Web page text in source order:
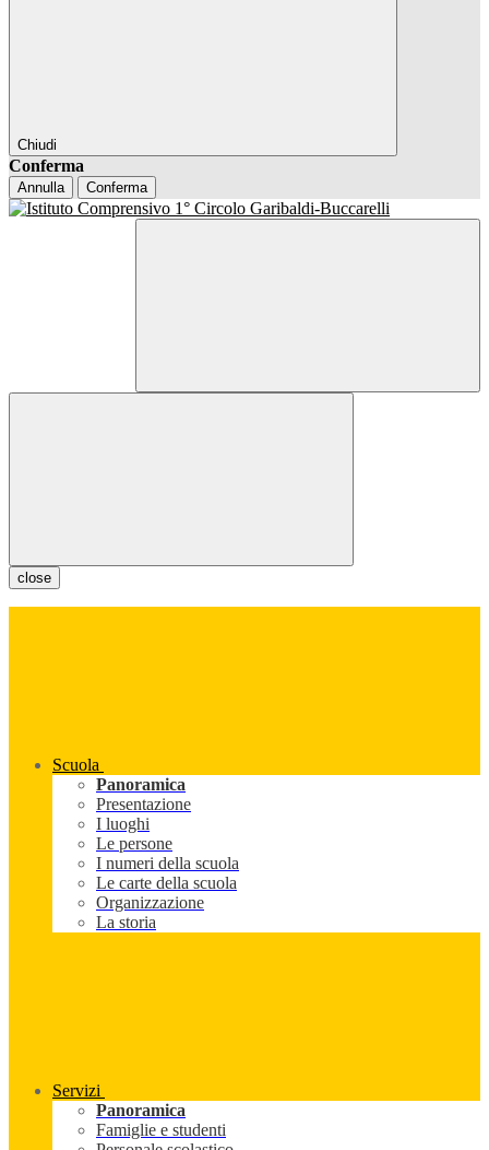
Chiudi
Conferma
Annulla Conferma
close
Scuola
Panoramica
Presentazione
I luoghi
Le persone
I numeri della scuola
Le carte della scuola
Organizzazione
La storia
Servizi
Panoramica
Famiglie e studenti